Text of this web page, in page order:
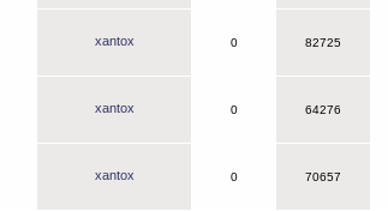
xantox 0 82725
xantox 0 64276
xantox 0 70657